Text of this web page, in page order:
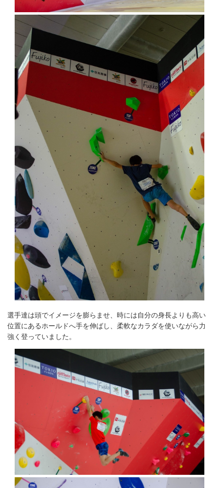
選手達は頭でイメージを膨らませ、時には自分の身長よりも高い
位置にあるホールドへ手を伸ばし、柔軟なカラダを使いながら力
強く登っていました。